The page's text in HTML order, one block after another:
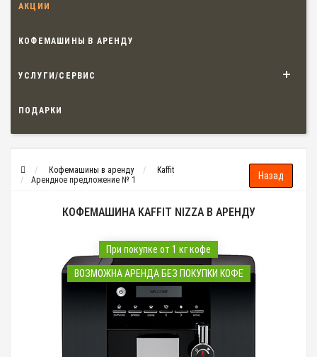
АКЦИИ
КОФЕМАШИНЫ В АРЕНДУ
УСЛУГИ/СЕРВИС
ПОДАРКИ
Кофемашины в аренду
Kaffit
Арендное предложение № 1
КОФЕМАШИНА KAFFIT NIZZA В АРЕНДУ
При покупке от 1 кг кофе
ВОЗМОЖНА АРЕНДА БЕЗ ПОКУПКИ КОФЕ